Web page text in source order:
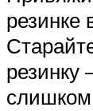
резинке
резинку
слишком